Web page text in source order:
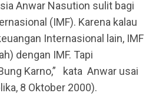
Anwar Nasution sulit bagi
(IMF). Karena kalau
Internasional lain, IMF
dengan IMF. Tapi
Karno,” kata Anwar usai
8 Oktober 2000).